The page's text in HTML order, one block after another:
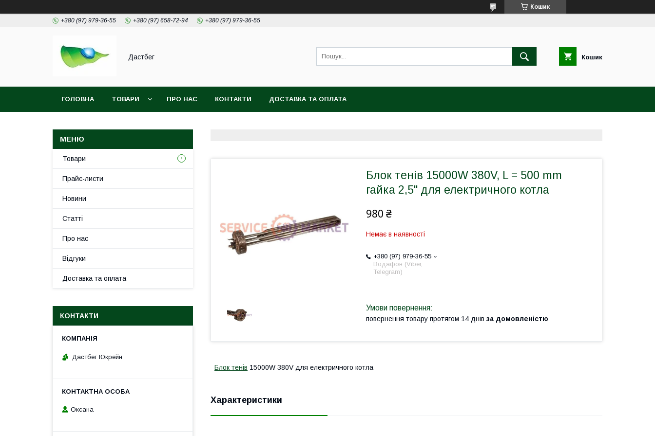
Кошик
+380 (97) 979-36-55 +380 (97) 658-72-94 +380 (97) 979-36-55
Дастбег Кошик
ГОЛОВНА ТОВАРИ ПРО НАС КОНТАКТИ ДОСТАВКА ТА ОПЛАТА
Блок тенів 15000W 380V, L = 500 mm
гайка 2,5" для електричного котла
980 ₴
Немає в наявності
+380 (97) 979-36-55
Водафон (Viber,
Telegram)
повернення товару протягом 14 днів за домовленістю
Блок тенів 15000W 380V для електричного котла
Характеристики
Товари
Прайс-листи
Новини
Статті
Про нас
Відгуки
Доставка та оплата
КОНТАКТИ
Дастбег Юкрейн
Оксана